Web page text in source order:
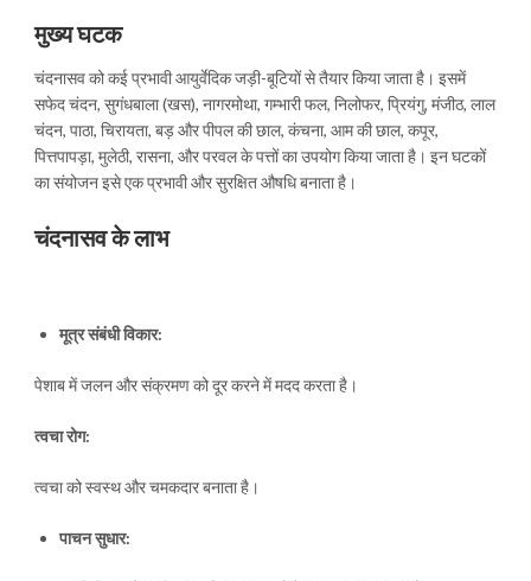
मुख्य घटक
चंदनासव को कई प्रभावी आयुर्वेदिक जड़ी-बूटियों से तैयार किया जाता है। इसमें
सफेद चंदन, सुगंधबाला (खस), नागरमोथा, गम्भारी फल, निलोफर, प्रियंगु, मंजीठ, लाल
चंदन, पाठा, चिरायता, बड़ और पीपल की छाल, कंचना, आम की छाल, कपूर,
पित्तपापड़ा, मुलेठी, रासना, और परवल के पत्तों का उपयोग किया जाता है। इन घटकों
का संयोजन इसे एक प्रभावी और सुरक्षित औषधि बनाता है।
चंदनासव के लाभ
मूत्र संबंधी विकार:
पेशाब में जलन और संक्रमण को दूर करने में मदद करता है।
त्वचा रोग:
त्वचा को स्वस्थ और चमकदार बनाता है।
पाचन सुधार: